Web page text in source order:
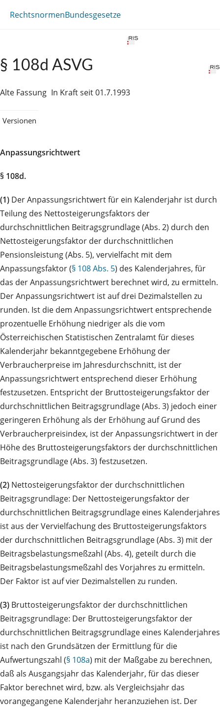
RechtsnormenBundesgesetze
§ 108d ASVG
Alte Fassung In Kraft seit 01.7.1993
Versionen
Anpassungsrichtwert
§ 108d.
(1) Der Anpassungsrichtwert für ein Kalenderjahr ist durch
Teilung des Nettosteigerungsfaktors der
durchschnittlichen Beitragsgrundlage (Abs. 2) durch den
Nettosteigerungsfaktor der durchschnittlichen
Pensionsleistung (Abs. 5), vervielfacht mit dem
Anpassungsfaktor (§ 108 Abs. 5) des Kalenderjahres, für
das der Anpassungsrichtwert berechnet wird, zu ermitteln.
Der Anpassungsrichtwert ist auf drei Dezimalstellen zu
runden. Ist die dem Anpassungsrichtwert entsprechende
prozentuelle Erhöhung niedriger als die vom
Österreichischen Statistischen Zentralamt für dieses
Kalenderjahr bekanntgegebene Erhöhung der
Verbraucherpreise im Jahresdurchschnitt, ist der
Anpassungsrichtwert entsprechend dieser Erhöhung
festzusetzen. Entspricht der Bruttosteigerungsfaktor der
durchschnittlichen Beitragsgrundlage (Abs. 3) jedoch einer
geringeren Erhöhung als der Erhöhung auf Grund des
Verbraucherpreisindex, ist der Anpassungsrichtwert in der
Höhe des Bruttosteigerungsfaktors der durchschnittlichen
Beitragsgrundlage (Abs. 3) festzusetzen.
(2) Nettosteigerungsfaktor der durchschnittlichen
Beitragsgrundlage: Der Nettosteigerungsfaktor der
durchschnittlichen Beitragsgrundlage eines Kalenderjahres
ist aus der Vervielfachung des Bruttosteigerungsfaktors
der durchschnittlichen Beitragsgrundlage (Abs. 3) mit der
Beitragsbelastungsmeßzahl (Abs. 4), geteilt durch die
Beitragsbelastungsmeßzahl des Vorjahres zu ermitteln.
Der Faktor ist auf vier Dezimalstellen zu runden.
(3) Bruttosteigerungsfaktor der durchschnittlichen
Beitragsgrundlage: Der Bruttosteigerungsfaktor der
durchschnittlichen Beitragsgrundlage eines Kalenderjahres
ist nach den Grundsätzen der Ermittlung für die
Aufwertungszahl (§ 108a) mit der Maßgabe zu berechnen,
daß als Ausgangsjahr das Kalenderjahr, für das dieser
Faktor berechnet wird, bzw. als Vergleichsjahr das
vorangegangene Kalenderjahr heranzuziehen ist. Der